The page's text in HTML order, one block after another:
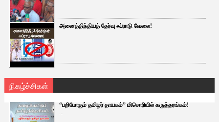
அனைத்திந்தியத் தேர்வு ஃப்ராடு வேலை!
நிகழ்ச்சிகள்
“பறிபோகும் தமிழர் தாயகம்” மிசொரியில் கருத்தரங்கம்!
...